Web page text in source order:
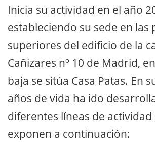
Inicia su actividad en el año
estableciendo su sede en las
superiores del edificio de la
Cañizares nº 10 de Madrid,
baja se sitúa Casa Patas. En
años de vida ha ido
diferentes líneas de actividad
exponen a continuación: